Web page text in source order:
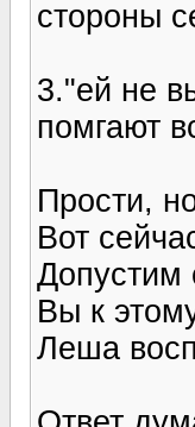
стороны
3."ей не
помгают
Прости,
Вот
Допустим
Вы к
Леша